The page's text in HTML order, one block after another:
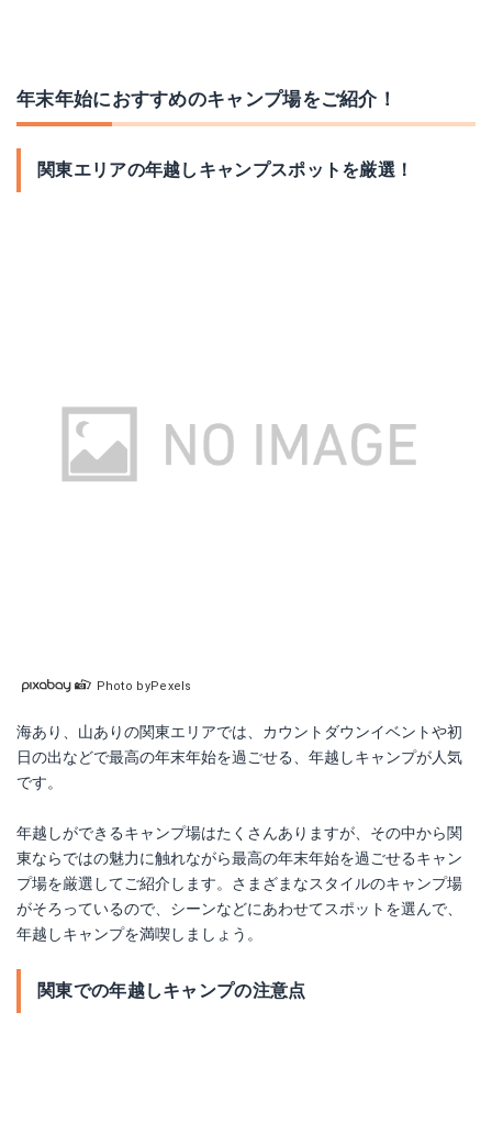
年末年始におすすめのキャンプ場をご紹介！
関東エリアの年越しキャンプスポットを厳選！
Photo byPexels
海あり、山ありの関東エリアでは、カウントダウンイベントや初
日の出などで最高の年末年始を過ごせる、年越しキャンプが人気
です。
年越しができるキャンプ場はたくさんありますが、その中から関
東ならではの魅力に触れながら最高の年末年始を過ごせるキャン
プ場を厳選してご紹介します。さまざまなスタイルのキャンプ場
がそろっているので、シーンなどにあわせてスポットを選んで、
年越しキャンプを満喫しましょう。
関東での年越しキャンプの注意点